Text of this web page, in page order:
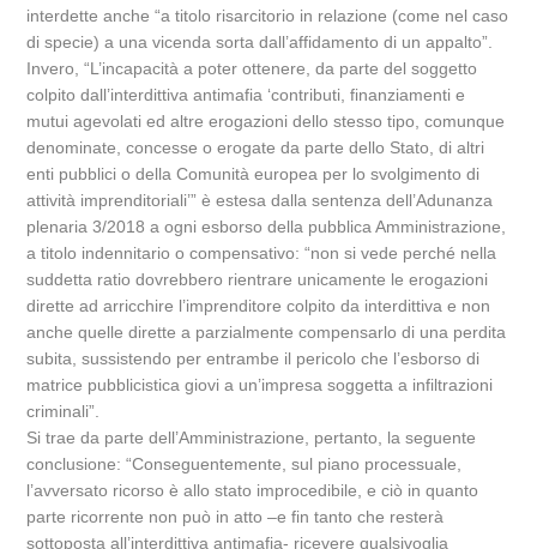
interdette anche “a titolo risarcitorio in relazione (come nel caso
di specie) a una vicenda sorta dall’affidamento di un appalto”.
Invero, “L’incapacità a poter ottenere, da parte del soggetto
colpito dall’interdittiva antimafia ‘contributi, finanziamenti e
mutui agevolati ed altre erogazioni dello stesso tipo, comunque
denominate, concesse o erogate da parte dello Stato, di altri
enti pubblici o della Comunità europea per lo svolgimento di
attività imprenditoriali’” è estesa dalla sentenza dell’Adunanza
plenaria 3/2018 a ogni esborso della pubblica Amministrazione,
a titolo indennitario o compensativo: “non si vede perché nella
suddetta ratio dovrebbero rientrare unicamente le erogazioni
dirette ad arricchire l’imprenditore colpito da interdittiva e non
anche quelle dirette a parzialmente compensarlo di una perdita
subita, sussistendo per entrambe il pericolo che l’esborso di
matrice pubblicistica giovi a un’impresa soggetta a infiltrazioni
criminali”.
Si trae da parte dell’Amministrazione, pertanto, la seguente
conclusione: “Conseguentemente, sul piano processuale,
l’avversato ricorso è allo stato improcedibile, e ciò in quanto
parte ricorrente non può in atto –e fin tanto che resterà
sottoposta all’interdittiva antimafia- ricevere qualsivoglia